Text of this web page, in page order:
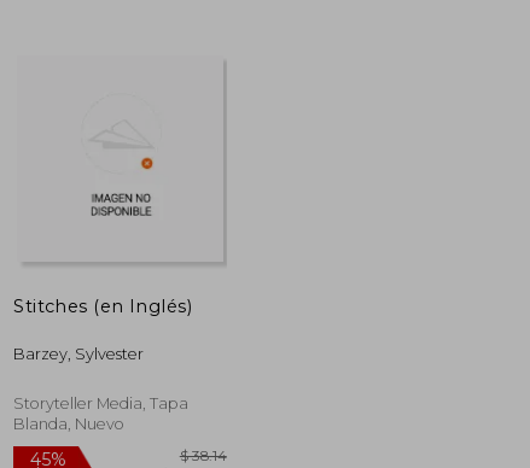
Stitches (en Inglés)
Barzey, Sylvester
Storyteller Media, Tapa
Blanda, Nuevo